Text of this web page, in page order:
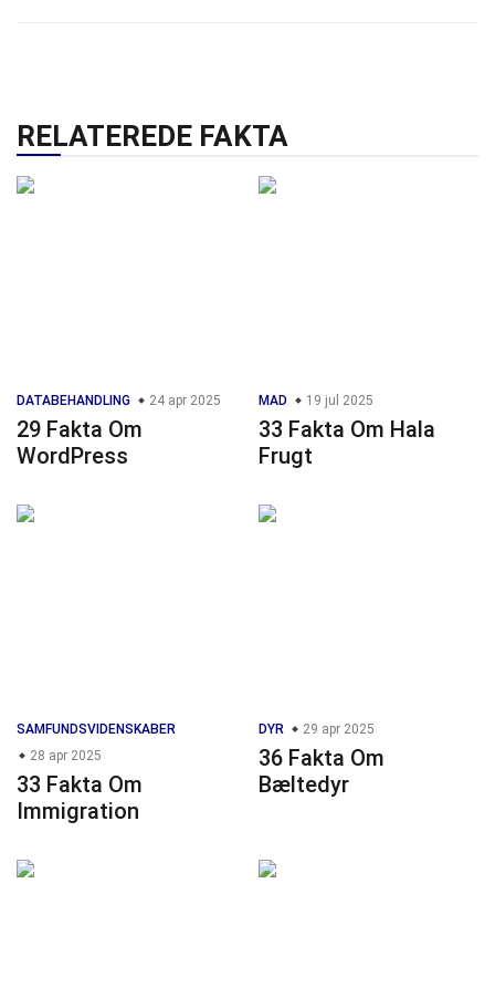
RELATEREDE FAKTA
DATABEHANDLING 24 apr 2025
29 Fakta Om
WordPress
MAD 19 jul 2025
33 Fakta Om Hala
Frugt
SAMFUNDSVIDENSKABER
28 apr 2025
33 Fakta Om
Immigration
DYR 29 apr 2025
36 Fakta Om
Bæltedyr